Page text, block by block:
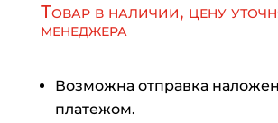
Товар в наличии, цену
менеджера
Возможна отправка
платежом.